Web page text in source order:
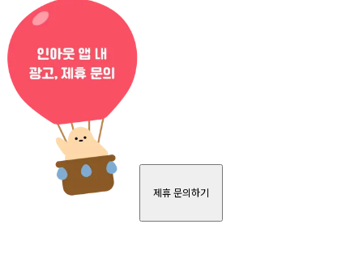
제휴 문의하기